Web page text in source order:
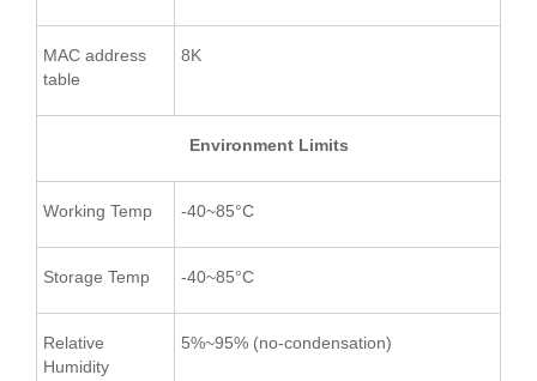
MAC address
table
8K
Environment Limits
Working Temp -40~85°C
Storage Temp -40~85°C
Relative
Humidity
5%~95% (no-condensation)